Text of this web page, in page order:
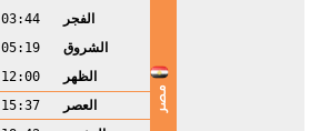
مصر
الفجر
03:44
الشروق
05:19
الظهر
12:00
العصر
15:37